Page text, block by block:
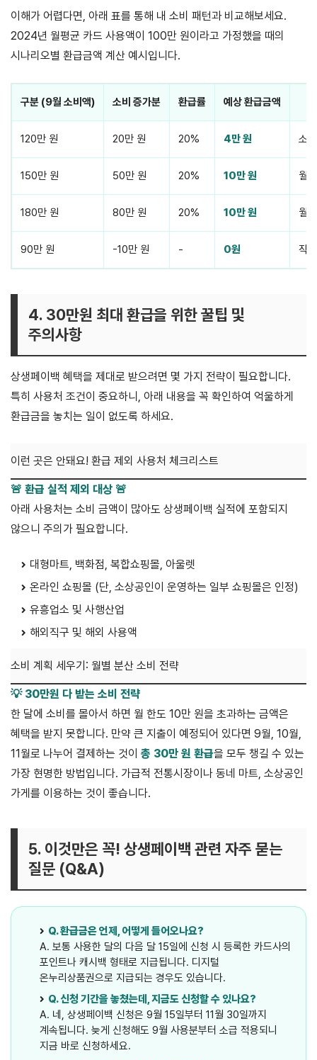
이해가 어렵다면, 아래 표를 통해 내 소비 패턴과 비교해보세요.
2024년 월평균 카드 사용액이 100만 원이라고 가정했을 때의
시나리오별 환급금액 계산 예시입니다.
구분 (9월 소비액) 소비 증가분 환급률 예상 환급금액
120만 원 20만 원 20% 4만 원 소
150만 원 50만 원 20% 10만 원 월
180만 원 80만 원 20% 10만 원 월
90만 원 -10만 원 - 0원 작
4. 30만원 최대 환급을 위한 꿀팁 및
주의사항
상생페이백 혜택을 제대로 받으려면 몇 가지 전략이 필요합니다.
특히 사용처 조건이 중요하니, 아래 내용을 꼭 확인하여 억울하게
환급금을 놓치는 일이 없도록 하세요.
이런 곳은 안돼요! 환급 제외 사용처 체크리스트
🚨 환급 실적 제외 대상 🚨
아래 사용처는 소비 금액이 많아도 상생페이백 실적에 포함되지
않으니 주의가 필요합니다.
대형마트, 백화점, 복합쇼핑몰, 아울렛
온라인 쇼핑몰 (단, 소상공인이 운영하는 일부 쇼핑몰은 인정)
유흥업소 및 사행산업
해외직구 및 해외 사용액
소비 계획 세우기: 월별 분산 소비 전략
💡 30만원 다 받는 소비 전략
한 달에 소비를 몰아서 하면 월 한도 10만 원을 초과하는 금액은
혜택을 받지 못합니다. 만약 큰 지출이 예정되어 있다면 9월, 10월,
11월로 나누어 결제하는 것이 총 30만 원 환급을 모두 챙길 수 있는
가장 현명한 방법입니다. 가급적 전통시장이나 동네 마트, 소상공인
가게를 이용하는 것이 좋습니다.
5. 이것만은 꼭! 상생페이백 관련 자주 묻는
질문 (Q&A)
Q. 환급금은 언제, 어떻게 들어오나요?
A. 보통 사용한 달의 다음 달 15일에 신청 시 등록한 카드사의
포인트나 캐시백 형태로 지급됩니다. 디지털
온누리상품권으로 지급되는 경우도 있습니다.
Q. 신청 기간을 놓쳤는데, 지금도 신청할 수 있나요?
A. 네, 상생페이백 신청은 9월 15일부터 11월 30일까지
계속됩니다. 늦게 신청해도 9월 사용분부터 소급 적용되니
지금 바로 신청하세요.